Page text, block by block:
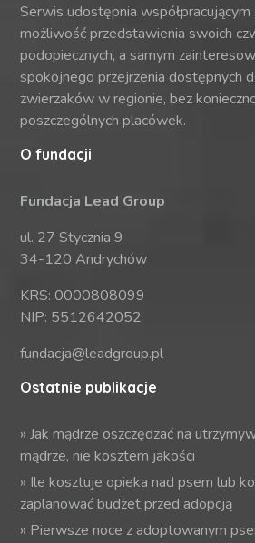
Serwis udostępnia współpracującym
możliwość przedstawienia swoich
podopiecznych, a samym
spokojnego przejrzenia dostępnych
zwierzaków w regionie, bez
poszczególnych placówek.
O fundacji
Fundacja Lead Group
ul. 27 Stycznia 9
34-120 Andrychów
KRS: 0000808099
NIP: 5512642052
fundacja@leadgroup.pl
Ostatnie publikacje
»Jak mądrze oszczędzać na
mądrze, nie kosztem jakości
» Ile kosztuje opieka nad psem lub
zaplanować budżet przed adopcją
» Pierwsze noce z adoptowanym